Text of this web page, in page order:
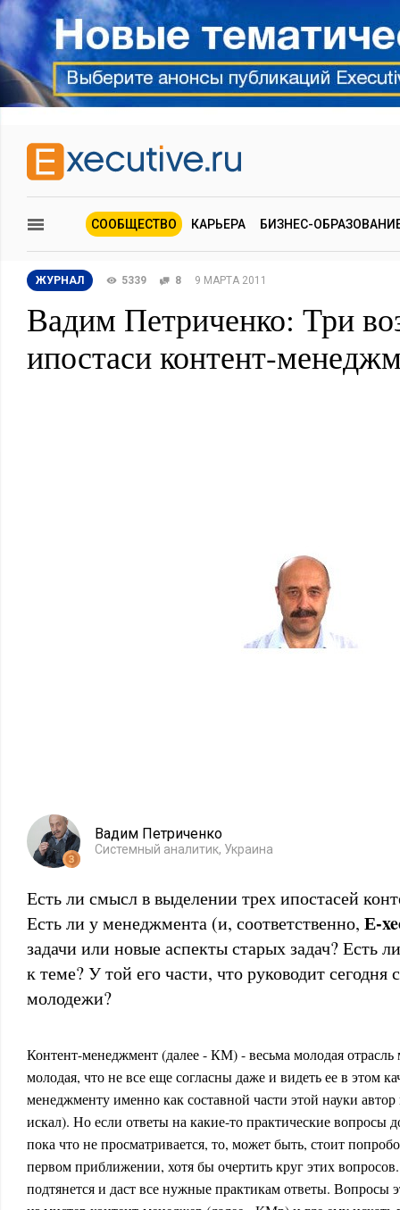
СООБЩЕСТВО КАРЬЕРА БИЗНЕС-
ЖУРНАЛ 5339 8 9 МАРТА 2011
Вадим Петриченко: Три
ипостаси контент-
Вадим Петриченко
Системный аналитик, Украина
Есть ли смысл в выделении трех ипостасей
Есть ли у менеджмента (и, соответственно, Е-
задачи или новые аспекты старых задач? Есть
к теме? У той его части, что руководит
молодежи?
Контент-менеджмент (далее - КМ) - весьма молодая
молодая, что не все еще согласны даже и видеть ее в этом
менеджменту именно как составной части этой науки
искал). Но если ответы на какие-то практические вопросы
пока что не просматривается, то, может быть, стоит
первом приближении, хотя бы очертить круг этих
подтянется и даст все нужные практикам ответы. Вопросы